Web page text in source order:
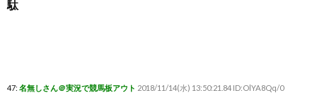
駄
47: 名無しさん＠実況で競馬板アウト 2018/11/14(水) 13:50:21.84 ID:OlYA8Qq/0